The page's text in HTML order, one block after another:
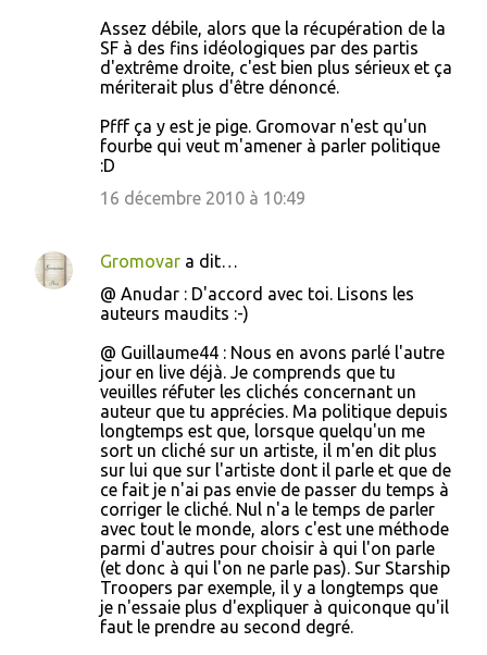
Assez débile, alors que la récupération de la
SF à des fins idéologiques par des partis
d'extrême droite, c'est bien plus sérieux et ça
mériterait plus d'être dénoncé.
Pfff ça y est je pige. Gromovar n'est qu'un
fourbe qui veut m'amener à parler politique
:D
16 décembre 2010 à 10:49
Gromovar a dit…
@ Anudar : D'accord avec toi. Lisons les
auteurs maudits :-)
@ Guillaume44 : Nous en avons parlé l'autre
jour en live déjà. Je comprends que tu
veuilles réfuter les clichés concernant un
auteur que tu apprécies. Ma politique depuis
longtemps est que, lorsque quelqu'un me
sort un cliché sur un artiste, il m'en dit plus
sur lui que sur l'artiste dont il parle et que de
ce fait je n'ai pas envie de passer du temps à
corriger le cliché. Nul n'a le temps de parler
avec tout le monde, alors c'est une méthode
parmi d'autres pour choisir à qui l'on parle
(et donc à qui l'on ne parle pas). Sur Starship
Troopers par exemple, il y a longtemps que
je n'essaie plus d'expliquer à quiconque qu'il
faut le prendre au second degré.